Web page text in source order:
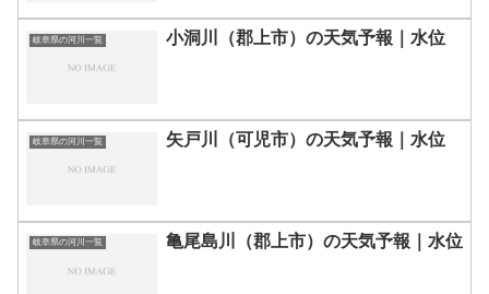
岐阜県の河川一覧 小洞川（郡上市）の天気予報｜水位
岐阜県の河川一覧 矢戸川（可児市）の天気予報｜水位
岐阜県の河川一覧 亀尾島川（郡上市）の天気予報｜水位